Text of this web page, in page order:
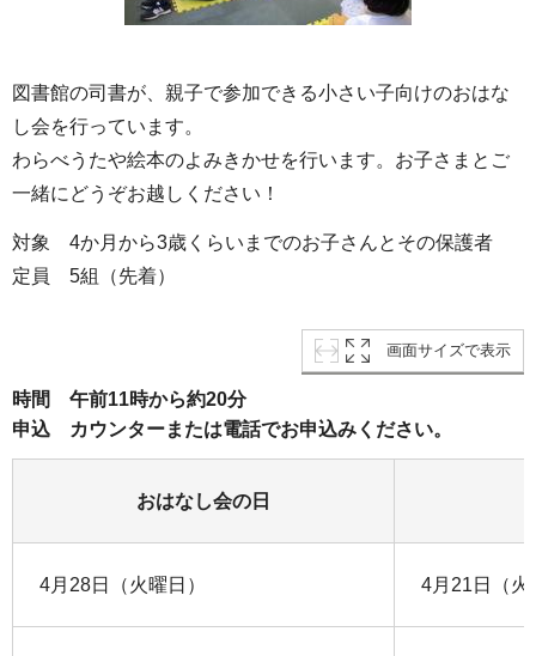
図書館の司書が、親子で参加できる小さい子向けのおはな
し会を行っています。
わらべうたや絵本のよみきかせを行います。お子さまとご
一緒にどうぞお越しください！
対象 4か月から3歳くらいまでのお子さんとその保護者
定員 5組（先着）
画面サイズで表示
時間 午前11時から約20分
申込 カウンターまたは電話でお申込みください。
おはなし会の日
4月28日（火曜日） 4月21日（火